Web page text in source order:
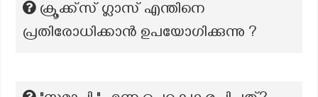
ക്രൂക്ക്സ് ഗ്ലാസ് എന്തിനെ
പ്രതിരോധിക്കാൻ ഉപയോഗിക്കുന്നു ?